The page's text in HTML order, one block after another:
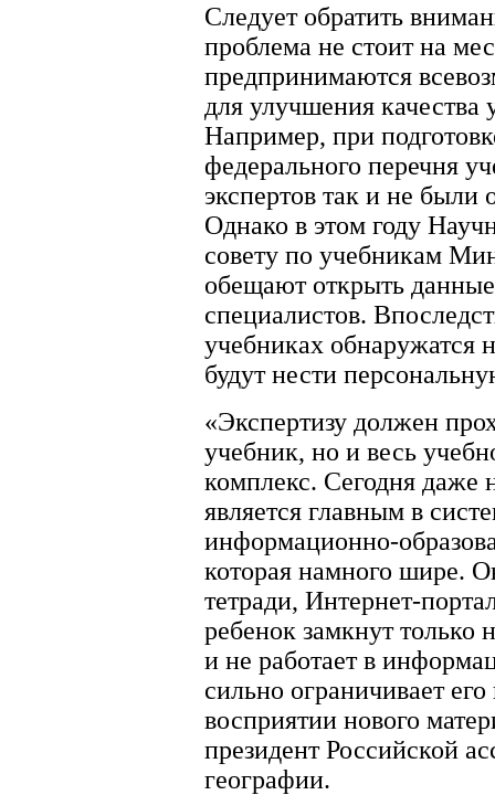
Следует обратить
проблема не стоит на
предпринимаются
для улучшения качества
Например, при
федерального перечня
экспертов так и не были
Однако в этом году
совету по учебникам
обещают открыть
специалистов.
учебниках обнаружатся
будут нести
«Экспертизу должен
учебник, но и весь
комплекс. Сегодня даже
является главным в
информационно-
которая намного шире.
тетради, Интернет-
ребенок замкнут только
и не работает в
сильно ограничивает
восприятии нового
президент Российской
географии.